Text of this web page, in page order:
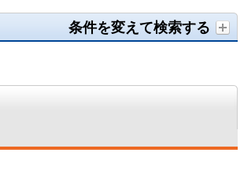
条件を変えて検索する